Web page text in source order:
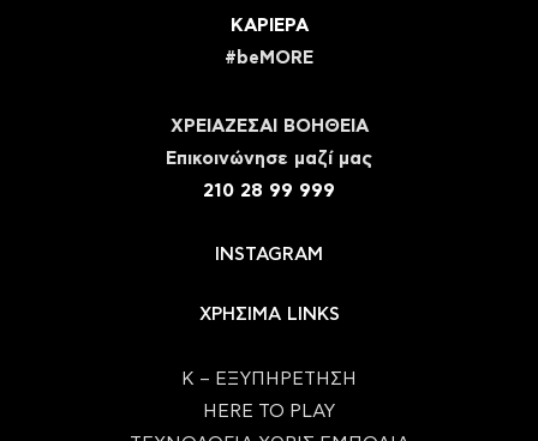
ΚΑΡΙΕΡΑ
#beMORE
ΧΡΕΙΑΖΕΣΑΙ ΒΟΗΘΕΙΑ
Eπικοινώνησε μαζί μας
210 28 99 999
INSTAGRAM
ΧΡΗΣΙΜΑ LINKS
Κ – ΕΞΥΠΗΡΕΤΗΣΗ
HERE TO PLAY